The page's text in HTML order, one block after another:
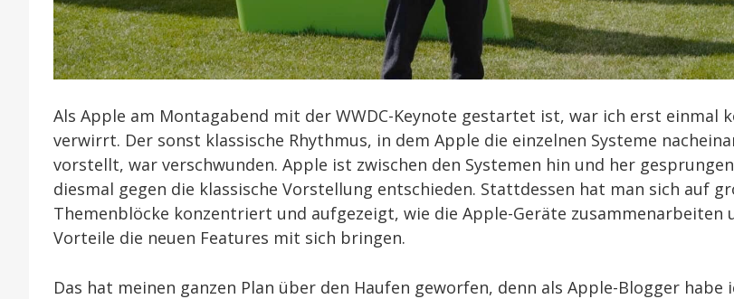
Als Apple am Montagabend mit der WWDC-Keynote gestartet ist, war ich erst einmal
verwirrt. Der sonst klassische Rhythmus, in dem Apple die einzelnen Systeme
vorstellt, war verschwunden. Apple ist zwischen den Systemen hin und her
diesmal gegen die klassische Vorstellung entschieden. Stattdessen hat man sich auf
Themenblöcke konzentriert und aufgezeigt, wie die Apple-Geräte zusammenarbeiten
Vorteile die neuen Features mit sich bringen.
Das hat meinen ganzen Plan über den Haufen geworfen, denn als Apple-Blogger habe